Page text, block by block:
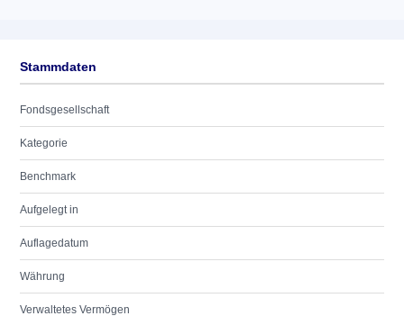
Stammdaten
Fondsgesellschaft
Kategorie
Benchmark
Aufgelegt in
Auflagedatum
Währung
Verwaltetes Vermögen